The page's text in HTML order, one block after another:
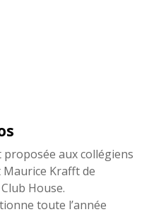
aux collégiens
Maurice Krafft de
House.
toute l’année